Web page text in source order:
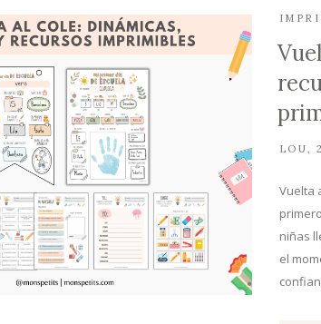
LOU
Vuelta
niñas
el